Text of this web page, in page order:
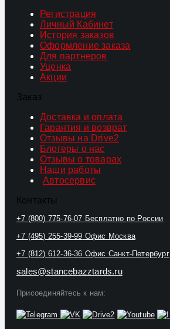
Регистрация
Личный Кабинет
История заказов
Оформление заказа
Для партнеров
Уценка
Акции
Заказ
Доставка и оплата
Гарантия и возврат
Отзывы на Drive2
Блогеры о нас
Отзывы о товарах
Наши работы
Автосервис
Контакты
+7 (800) 775-76-07 Бесплатно по России
+7 (495) 255-39-99 Офис Москва
+7 (812) 612-36-36 Офис Санкт-Петербург
sales@stancebazztards.ru
Присоединяйтесь к нам: